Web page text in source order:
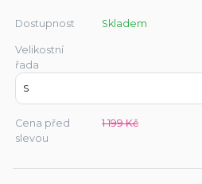
Dostupnost Skladem
Velikostní
řada
Cena před
slevou
1 199 Kč